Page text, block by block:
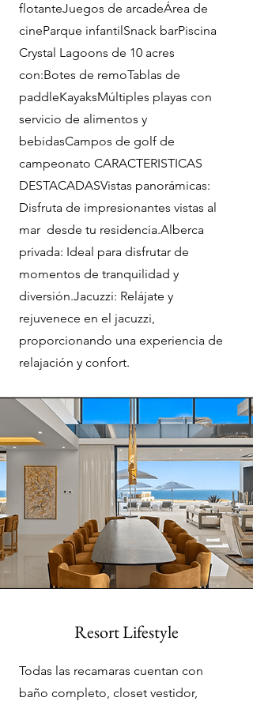
flotanteJuegos de arcadeÁrea de
cineParque infantilSnack barPiscina
Crystal Lagoons de 10 acres
con:Botes de remoTablas de
paddleKayaksMúltiples playas con
servicio de alimentos y
bebidasCampos de golf de
campeonato CARACTERISTICAS
DESTACADASVistas panorámicas:
Disfruta de impresionantes vistas al
mar desde tu residencia.Alberca
privada: Ideal para disfrutar de
momentos de tranquilidad y
diversión.Jacuzzi: Relájate y
rejuvenece en el jacuzzi,
proporcionando una experiencia de
relajación y confort.
Resort Lifestyle
Todas las recamaras cuentan con
baño completo, closet vestidor,